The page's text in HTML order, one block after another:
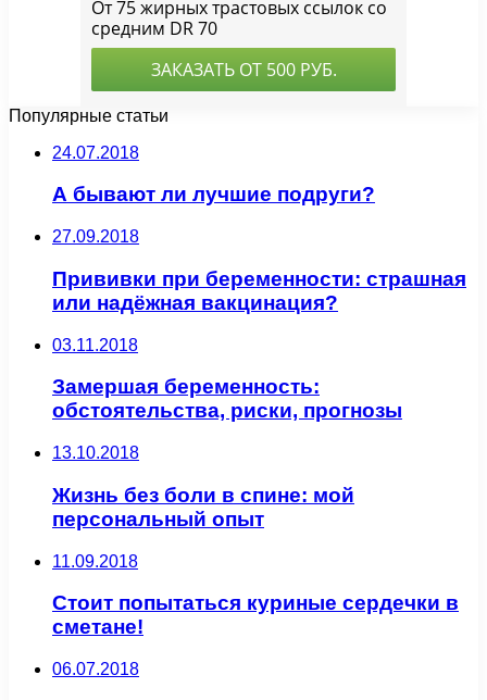
Популярные статьи
24.07.2018
А бывают ли лучшие подруги?
27.09.2018
Прививки при беременности: страшная
или надёжная вакцинация?
03.11.2018
Замершая беременность:
обстоятельства, риски, прогнозы
13.10.2018
Жизнь без боли в спине: мой
персональный опыт
11.09.2018
Стоит попытаться куриные сердечки в
сметане!
06.07.2018